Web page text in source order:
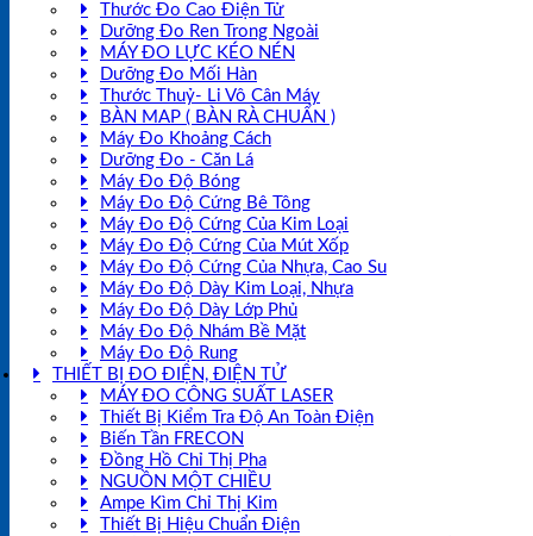
Thước Đo Cao Điện Tử
Dưỡng Đo Ren Trong Ngoài
MÁY ĐO LỰC KÉO NÉN
Dưỡng Đo Mối Hàn
Thước Thuỷ- Li Vô Cân Máy
BÀN MAP ( BÀN RÀ CHUẨN )
Máy Đo Khoảng Cách
Dưỡng Đo - Căn Lá
Máy Đo Độ Bóng
Máy Đo Độ Cứng Bê Tông
Máy Đo Độ Cứng Của Kim Loại
Máy Đo Độ Cứng Của Mút Xốp
Máy Đo Độ Cứng Của Nhựa, Cao Su
Máy Đo Độ Dày Kim Loại, Nhựa
Máy Đo Độ Dày Lớp Phủ
Máy Đo Độ Nhám Bề Mặt
Máy Đo Độ Rung
THIẾT BỊ ĐO ĐIỆN, ĐIỆN TỬ
MÁY ĐO CÔNG SUẤT LASER
Thiết Bị Kiểm Tra Độ An Toàn Điện
Biến Tần FRECON
Đồng Hồ Chỉ Thị Pha
NGUỒN MỘT CHIỀU
Ampe Kìm Chỉ Thị Kim
Thiết Bị Hiệu Chuẩn Điện